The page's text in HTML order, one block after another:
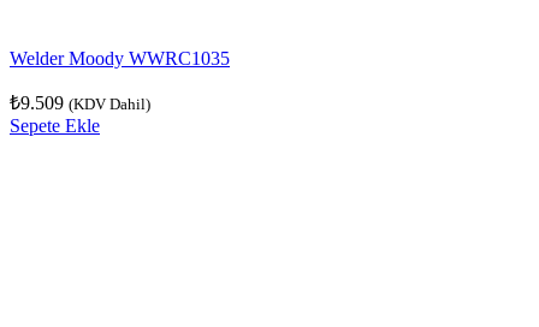
Welder Moody WWRC1035
₺9.509 (KDV Dahil)
Sepete Ekle